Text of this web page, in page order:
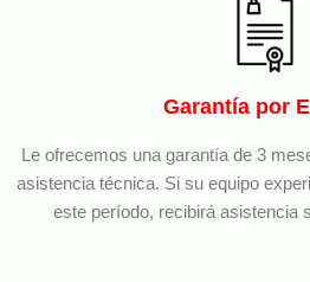
Garantía por
Le ofrecemos una garantía de 3
asistencia técnica. Si su equipo
este período, recibirá asistencia